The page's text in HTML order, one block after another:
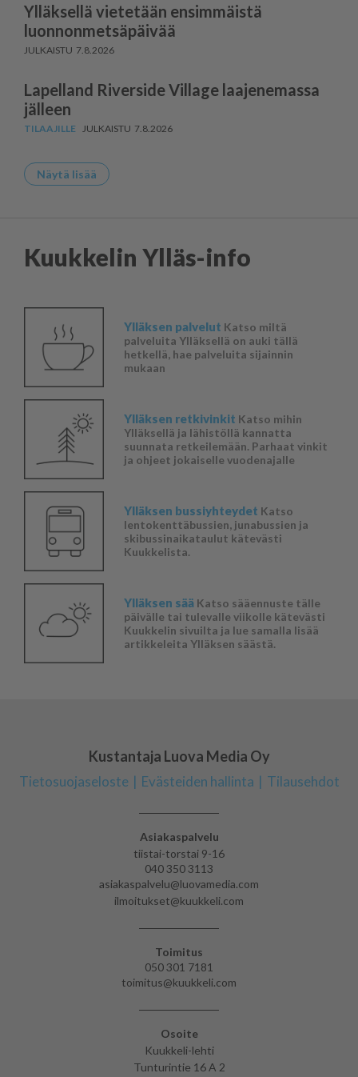
Ylläksellä vietetään ensimmäistä
luonnonmetsäpäivää
7.8.2026
Lapelland Riverside Village laajenemassa
jälleen
7.8.2026
Näytä lisää
Kuukkelin Ylläs-info
Ylläksen palvelut Katso miltä
palveluita Ylläksellä on auki tällä
hetkellä, hae palveluita sijainnin
mukaan
Ylläksen retkivinkit Katso mihin
Ylläksellä ja lähistöllä kannatta
suunnata retkeilemään. Parhaat vinkit
ja ohjeet jokaiselle vuodenajalle
Ylläksen bussiyhteydet Katso
lentokenttäbussien, junabussien ja
skibussinaikataulut kätevästi
Kuukkelista.
Ylläksen sää Katso sääennuste tälle
päivälle tai tulevalle viikolle kätevästi
Kuukkelin sivuilta ja lue samalla lisää
artikkeleita Ylläksen säästä.
Kustantaja Luova Media Oy
Tietosuojaseloste Evästeiden hallinta Tilausehdot
Asiakaspalvelu
tiistai-torstai 9-16
040 350 3113
asiakaspalvelu@luovamedia.com
ilmoitukset@kuukkeli.com
Toimitus
050 301 7181
toimitus@kuukkeli.com
Osoite
Kuukkeli-lehti
Tunturintie 16 A 2